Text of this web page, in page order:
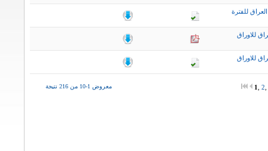
للفترة
للاوراق
للاوراق
معروض 1-10 من 216 نتيجة 1 2